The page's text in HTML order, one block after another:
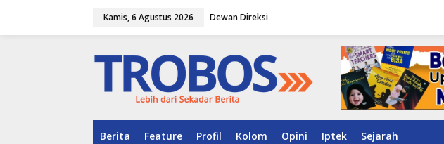
Kamis, 6 Agustus 2026 Dewan Direksi
Berita Feature Profil Kolom Opini Iptek Sejarah